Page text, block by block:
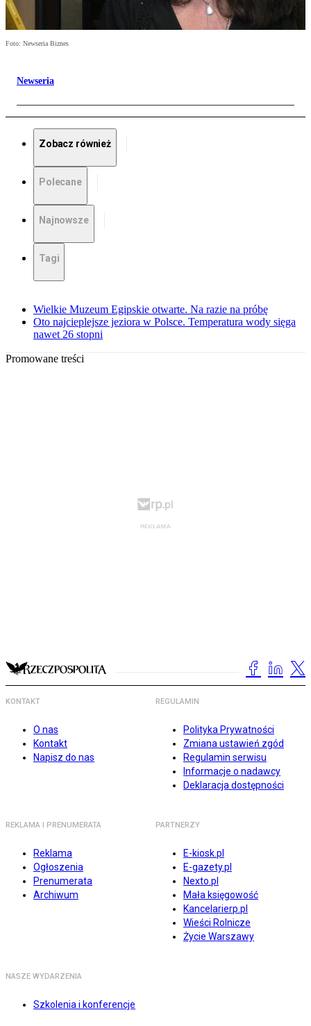
Foto: Newseria Biznes
Newseria
Zobacz również
Polecane
Najnowsze
Tagi
Wielkie Muzeum Egipskie otwarte. Na razie na próbę
Oto najcieplejsze jeziora w Polsce. Temperatura wody sięga
nawet 26 stopni
Promowane treści
KONTAKT
O nas
Kontakt
Napisz do nas
REGULAMIN
Polityka Prywatności
Zmiana ustawień zgód
Regulamin serwisu
Informacje o nadawcy
Deklaracja dostępności
REKLAMA I PRENUMERATA
Reklama
Ogłoszenia
Prenumerata
Archiwum
PARTNERZY
E-kiosk.pl
E-gazety.pl
Nexto.pl
Mała księgowość
Kancelarierp.pl
Wieści Rolnicze
Życie Warszawy
NASZE WYDARZENIA
Szkolenia i konferencje